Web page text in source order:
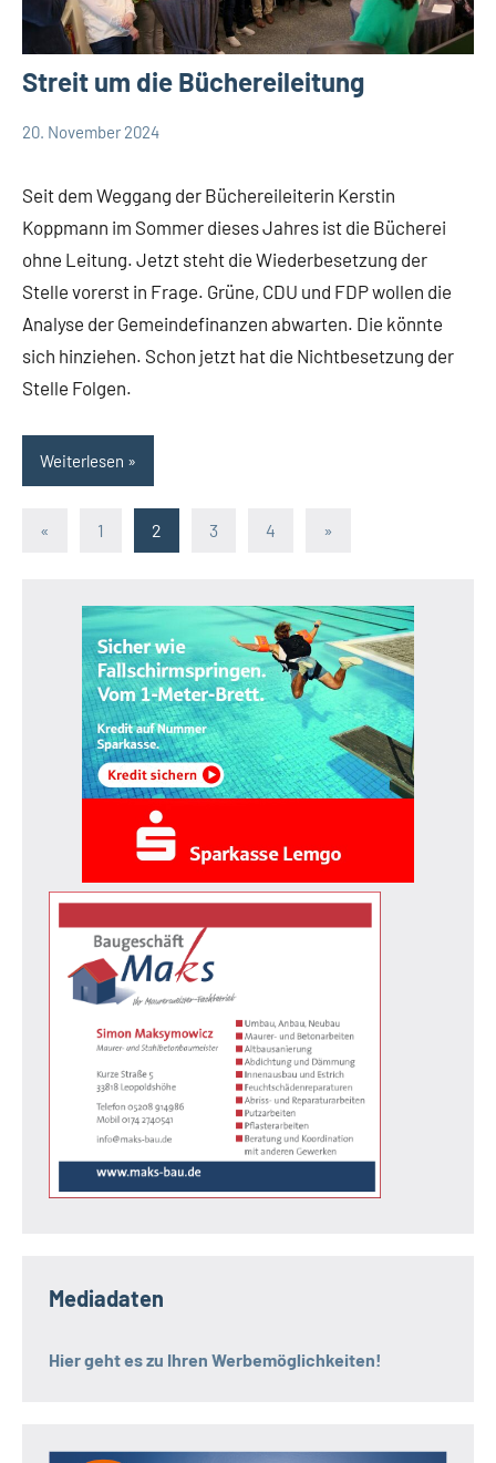
Streit um die Büchereileitung
Themen
20. November 2024
Seit dem Weggang der Büchereileiterin Kerstin
Koppmann im Sommer dieses Jahres ist die Bücherei
ohne Leitung. Jetzt steht die Wiederbesetzung der
Stelle vorerst in Frage. Grüne, CDU und FDP wollen die
Analyse der Gemeindefinanzen abwarten. Die könnte
sich hinziehen. Schon jetzt hat die Nichtbesetzung der
Stelle Folgen.
Weiterlesen
Seitennummerierung
Beiträge
« Vorherige
1 2 3 4
Nächste
»
Mediadaten
Hier geht es zu Ihren Werbemöglichkeiten!